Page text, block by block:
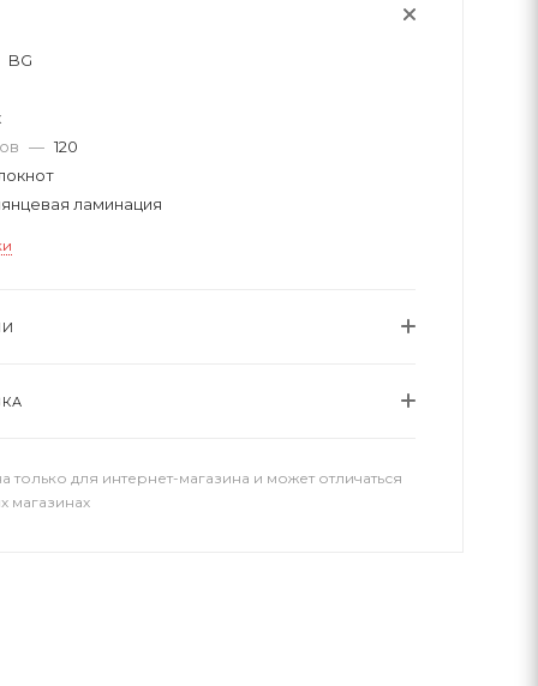
BG
— 120
ламинация
только для интернет-магазина и может отличаться
магазинах